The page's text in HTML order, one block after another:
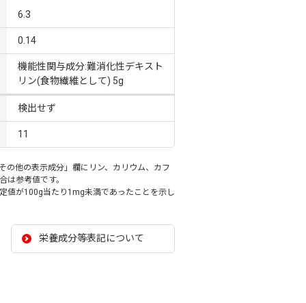
6.3
0.14
機能性関与成分:難消化性デキスト
リン(食物繊維として) 5g
検出せず
11
の他の表示成分」欄にリン、カリウム、カフ
は参考値です。
値が100g当たり1mg未満であったことを示し
栄養成分等表記について